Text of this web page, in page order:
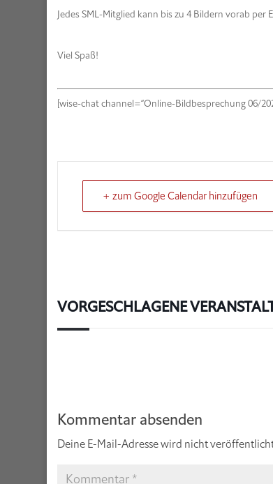
Jedes SML-Mitglied kann bis zu 4 Bildern vorab per
Viel Spaß!
[wise-chat channel=“Online-Bildbesprechung 06/
+ zum Google Calendar hinzufügen
VORGESCHLAGENE
Kommentar absenden
Deine E-Mail-Adresse wird nicht